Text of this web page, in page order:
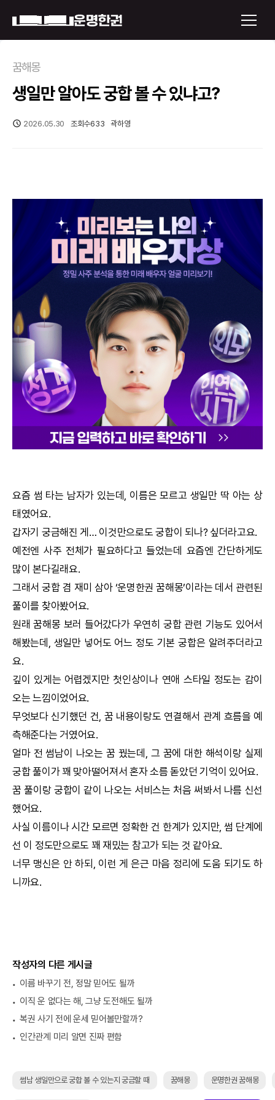
운명한권 보기
미래 배우자 얼굴
신년운세
토정비결
오늘의 운세
궁합
택일
작명
꿈해몽
문의사항
꿈해몽
생일만 알아도 궁합 볼 수 있냐고?
2026.05.30 조회수633 곽하영
요즘 썸 타는 남자가 있는데, 이름은 모르고 생일만 딱 아는 상
태였어요.
갑자기 궁금해진 게… 이것만으로도궁합이 되나? 싶더라고요.
예전엔 사주 전체가 필요하다고 들었는데 요즘엔 간단하게도
많이 본다길래요.
그래서궁합겸 재미 삼아 ‘운명한권 꿈해몽’이라는 데서 관련된
풀이를 찾아봤어요.
원래꿈해몽 보러 들어갔다가 우연히 궁합관련 기능도 있어서
해봤는데, 생일만 넣어도 어느 정도 기본궁합은 알려주더라고
요.
깊이 있게는 어렵겠지만 첫인상이나 연애 스타일 정도는 감이
오는 느낌이었어요.
무엇보다 신기했던 건, 꿈 내용이랑도 연결해서 관계 흐름을 예
측해준다는 거였어요.
얼마 전 썸남이 나오는 꿈 꿨는데, 그 꿈에 대한 해석이랑 실제
궁합풀이가 꽤 맞아떨어져서 혼자 소름 돋았던 기억이 있어요.
꿈 풀이랑 궁합이 같이 나오는 서비스는 처음 써봐서 나름 신선
했어요.
사실 이름이나 시간 모르면 정확한 건 한계가 있지만, 썸 단계에
선 이 정도만으로도 꽤 재밌는 참고가 되는 것 같아요.
너무 맹신은 안 하되, 이런 게 은근 마음 정리에 도움 되기도 하
니까요.
작성자의 다른 게시글
이름 바꾸기 전, 정말 믿어도 될까
이직 운 없다는 해, 그냥 도전해도 될까
복권 사기 전에 운세 믿어볼만할까?
인간관계 미리 알면 진짜 편함
썸남 생일만으로 궁합 볼 수 있는지 궁금할 때 꿈해몽 운명한권 꿈해몽